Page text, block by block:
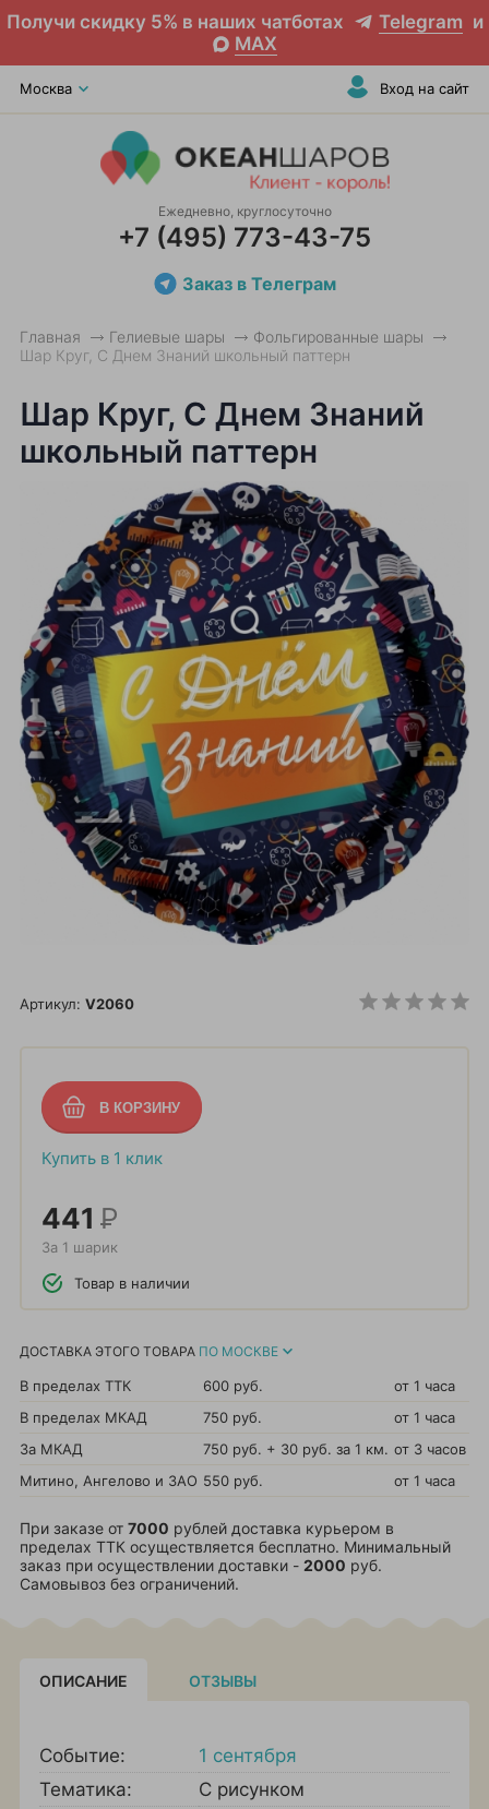
Получи скидку 5% в наших чатботах Telegram и
MAX
Москва Вход на сайт
Ежедневно, круглосуточно
+7 (495) 773-43-75
Заказ в Телеграм
Главная Гелиевые шары
Фольгированные шары
Шар Круг, С Днем Знаний школьный паттерн
Шар Круг, С Днем Знаний
школьный паттерн
Артикул: V2060
Купить в 1 клик
441 Р
За 1 шарик
Товар в наличии
ДОСТАВКА ЭТОГО ТОВАРА ПО МОСКВЕ
В пределах ТТК 600 руб.
от 1 часа
В пределах МКАД
750 руб.
от 1 часа
За МКАД
750 руб. + 30 руб. за 1 км. от 3 часов
Митино, Ангелово и ЗАО 550 руб. от 1 часа
При заказе от 7000 рублей доставка курьером в
пределах ТТК осуществляется бесплатно. Минимальный
заказ при осуществлении доставки - 2000 руб.
Самовывоз без ограничений.
ОПИСАНИЕ ОТЗЫВЫ
Событие:
1 сентября
Тематика:
С рисунком